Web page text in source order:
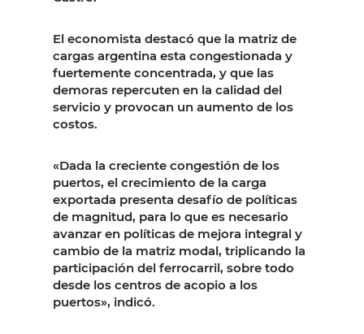
El economista destacó que la matriz de
cargas argentina esta congestionada y
fuertemente concentrada, y que las
demoras repercuten en la calidad del
servicio y provocan un aumento de los
costos.
«Dada la creciente congestión de los
puertos, el crecimiento de la carga
exportada presenta desafío de políticas
de magnitud, para lo que es necesario
avanzar en políticas de mejora integral y
cambio de la matriz modal, triplicando la
participación del ferrocarril, sobre todo
desde los centros de acopio a los
puertos», indicó.